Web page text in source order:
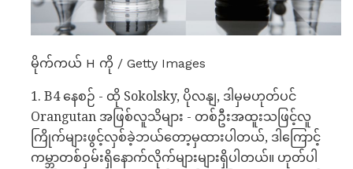
မိုက်ကယ် H ကို / Getty Images
1. B4 နေစဉ် - ထို Sokolsky, ပိုလနျ, ဒါမှမဟုတ်ပင်
Orangutan အဖြစ်လူသိများ - တစ်ဦးအထူးသဖြင့်လူ
ကြိုက်များဖွင့်လှစ်ခဲ့ဘယ်တော့မှထားပါတယ်, ဒါကြောင့်
ကမ္ဘာတစ်ဝှမ်းရှိနောက်လိုက်များများရှိပါတယ်။ ဟုတ်ပါ